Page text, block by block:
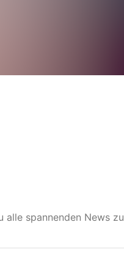
spannenden News zu